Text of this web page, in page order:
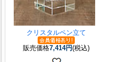
クリスタルペン立て
販売価格7,414円(税込)